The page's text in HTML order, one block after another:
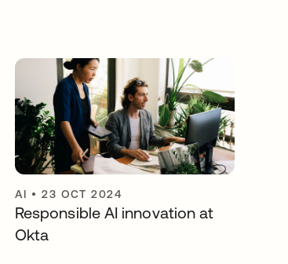
AI •23 OCT 2024
Responsible AI innovation at
Okta